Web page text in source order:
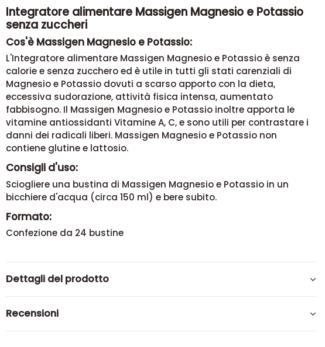
Integratore alimentare Massigen Magnesio e Potassio
senza zuccheri
Cos'è Massigen Magnesio e Potassio:
L'Integratore alimentare Massigen Magnesio e Potassio è senza
calorie e senza zucchero ed è utile in tutti gli stati carenziali di
Magnesio e Potassio dovuti a scarso apporto con la dieta,
eccessiva sudorazione, attività fisica intensa, aumentato
fabbisogno. Il Massigen Magnesio e Potassio inoltre apporta le
vitamine antiossidanti Vitamine A, C, e sono utili per contrastare i
danni dei radicali liberi. Massigen Magnesio e Potassio non
contiene glutine e lattosio.
Consigli d'uso:
Sciogliere una bustina di Massigen Magnesio e Potassio in un
bicchiere d'acqua (circa 150 ml) e bere subito.
Formato:
Confezione da 24 bustine
Dettagli del prodotto
Recensioni